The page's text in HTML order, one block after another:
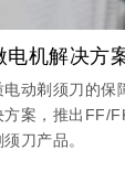
电机解决方
动剃须刀的保
案，推出FF/
刀产品。